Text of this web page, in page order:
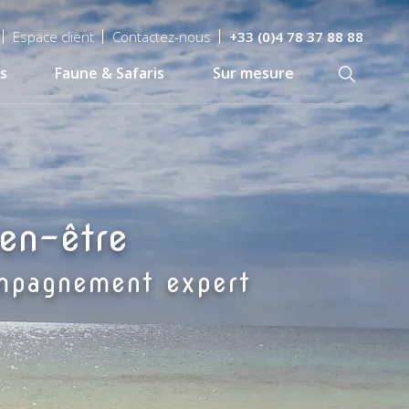
Espace client Contactez-nous +33 (0)4 78 37 88 88
Faune & Safaris Sur mesure
être
expert